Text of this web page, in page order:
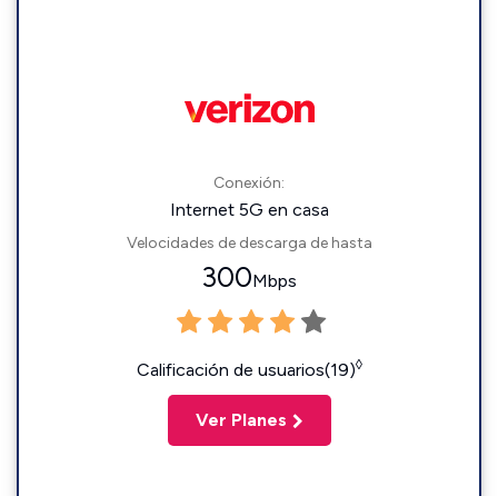
Conexión:
Internet 5G en casa
Velocidades de descarga de hasta
300Mbps
Calificación de usuarios(19)◊
Ver Planes